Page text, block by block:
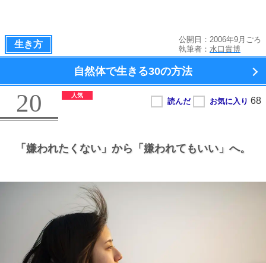
生き方
公開日：2006年9月ごろ
執筆者： 水口貴博
自然体で生きる30の方法
20
「嫌われたくない」から 「嫌われてもいい」へ。